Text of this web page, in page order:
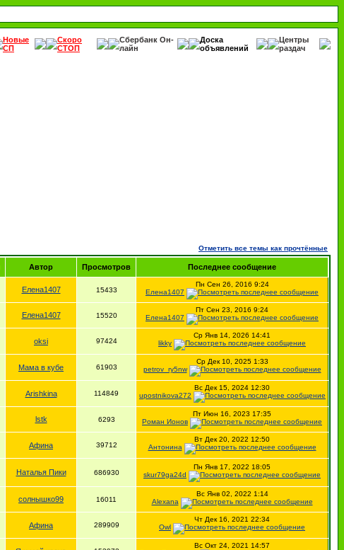
Новые
СП
Скоро
СТОП
Сбербанк Он-
лайн
Доска
объявлений
Центры
раздач
Отметить все темы как прочтённые
Автор Просмотров Последнее сообщение
Елена1407 15433
Пн Сен 26, 2016 9:24
Елена1407
Елена1407 15520
Пт Сен 23, 2016 9:24
Елена1407
oksi 97424
Ср Янв 14, 2026 14:41
likky
Мама в кубе 61903
Ср Дек 10, 2025 1:33
petrov_ry5nw
Arishkina 114849
Вс Дек 15, 2024 12:30
upostnikova272
lstk 6293
Пт Июн 16, 2023 17:35
Роман Ионов
Афина 39712
Вт Дек 20, 2022 12:50
Антонина
Наталья Пики 686930
Пн Янв 17, 2022 18:05
skur79ga24d
солнышко99 16011
Вс Янв 02, 2022 1:14
Alexana
Афина 289909
Чт Дек 16, 2021 22:34
Owl
Вс Окт 24, 2021 14:57